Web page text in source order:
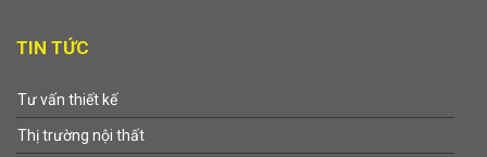
TIN TỨC
Tư vấn thiết kế
Thị trường nội thất